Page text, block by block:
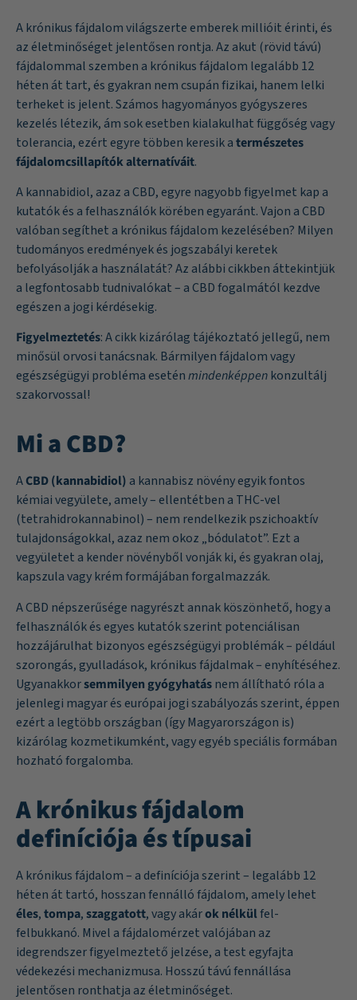
A krónikus fájdalom világszerte emberek millióit érinti, és
az életminőséget jelentősen rontja. Az akut (rövid távú)
fájdalommal szemben a krónikus fájdalom legalább 12
héten át tart, és gyakran nem csupán fizikai, hanem lelki
terheket is jelent. Számos hagyományos gyógyszeres
kezelés létezik, ám sok esetben kialakulhat függőség vagy
tolerancia, ezért egyre többen keresik atermészetes
fájdalomcsillapítók alternatíváit.
A kannabidiol, azaz a CBD, egyre nagyobb figyelmet kap a
kutatók és a felhasználók körében egyaránt. Vajon a CBD
valóban segíthet a krónikus fájdalom kezelésében? Milyen
tudományos eredmények és jogszabályi keretek
befolyásolják a használatát? Az alábbi cikkben áttekintjük
a legfontosabb tudnivalókat – a CBD fogalmától kezdve
egészen a jogi kérdésekig.
Figyelmeztetés: A cikk kizárólag tájékoztató jellegű, nem
minősül orvosi tanácsnak. Bármilyen fájdalom vagy
egészségügyi probléma eseténmindenképpenkonzultálj
szakorvossal!
Mi a CBD?
ACBD (kannabidiol) a kannabisz növény egyik fontos
kémiai vegyülete, amely – ellentétben a THC-vel
(tetrahidrokannabinol) – nem rendelkezik pszichoaktív
tulajdonságokkal, azaz nem okoz „bódulatot”. Ezt a
vegyületet a kender növényből vonják ki, és gyakran olaj,
kapszula vagy krém formájában forgalmazzák.
A CBD népszerűsége nagyrészt annak köszönhető, hogy a
felhasználók és egyes kutatók szerint potenciálisan
hozzájárulhat bizonyos egészségügyi problémák – például
szorongás, gyulladások, krónikus fájdalmak – enyhítéséhez.
Ugyanakkorsemmilyen gyógyhatásnem állítható róla a
jelenlegi magyar és európai jogi szabályozás szerint, éppen
ezért a legtöbb országban (így Magyarországon is)
kizárólag kozmetikumként, vagy egyéb speciális formában
hozható forgalomba.
A krónikus fájdalom
definíciója és típusai
A krónikus fájdalom – a definíciója szerint – legalább 12
héten át tartó, hosszan fennálló fájdalom, amely lehet
éles,tompa,szaggatott, vagy akárok nélkülfel-
felbukkanó. Mivel a fájdalomérzet valójában az
idegrendszer figyelmeztető jelzése, a test egyfajta
védekezési mechanizmusa. Hosszú távú fennállása
jelentősen ronthatja az életminőséget.